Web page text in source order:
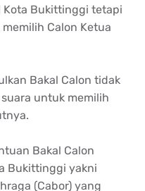
Kota Bukittinggi tetapi
Calon Ketua
Bakal Calon tidak
untuk memilih
Bakal Calon
Bukittinggi yakni
(Cabor) yang